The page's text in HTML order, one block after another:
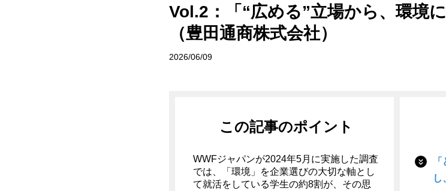
Vol.2：「“広める”立場から、環境
（豊田通商株式会社）
2026/06/09
この記事のポイント
WWFジャパンが2024年5月に実施した調査
では、「環境」を企業選びの大切な軸とし
て就活をしている学生の約8割が、その思
し